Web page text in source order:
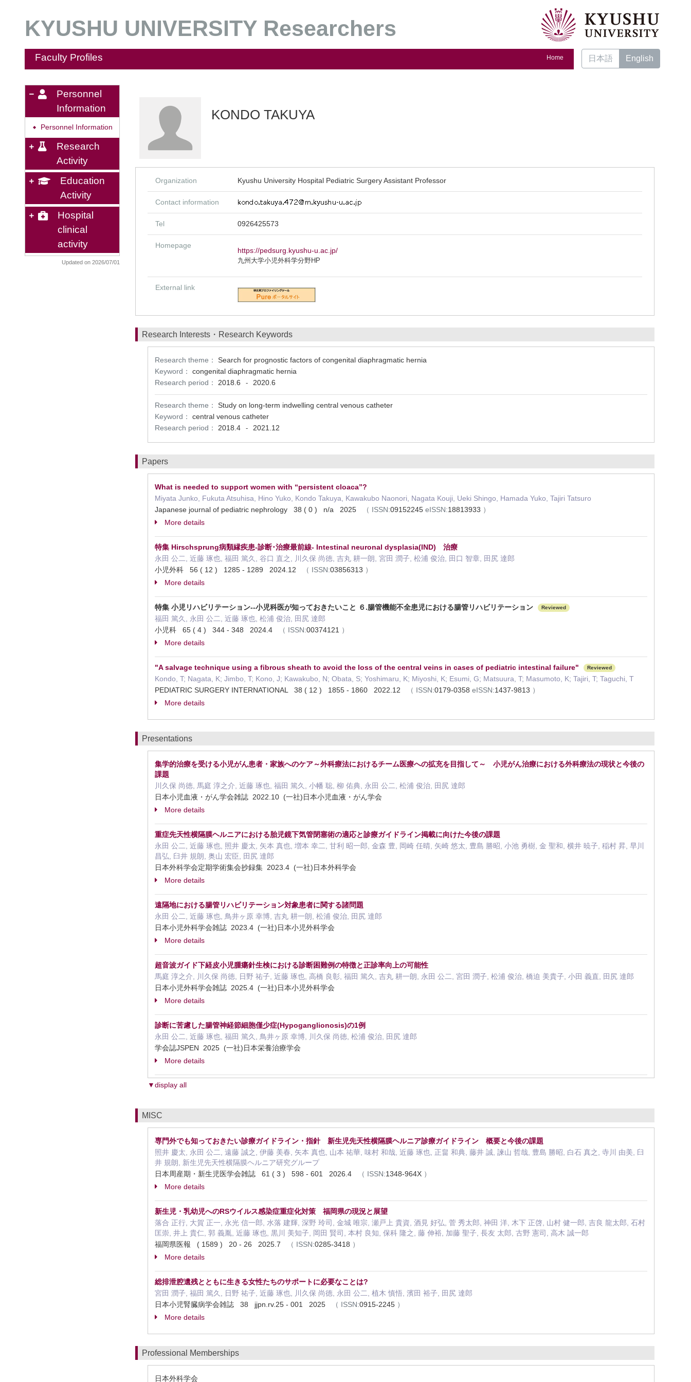
KYUSHU UNIVERSITY Researchers
Faculty Profiles Home 日本語 English
Personnel
Information
◆ Personnel Information
Research
Activity
Education
Activity
Hospital
clinical
activity
Updated on 2026/07/01
KONDO TAKUYA
Organization Kyushu University Hospital Pediatric Surgery Assistant Professor
Contact information
Tel 0926425573
Homepage
https://pedsurg.kyushu-u.ac.jp/
九州大学小児外科学分野HP
External link
Research Interests・Research Keywords
Research theme：
Search for prognostic factors of congenital diaphragmatic hernia
Keyword：
congenital diaphragmatic hernia
Research period：
2018.6 - 2020.6
Research theme：
Study on long-term indwelling central venous catheter
Keyword：
central venous catheter
Research period：
2018.4 - 2021.12
Papers
What is needed to support women with “persistent cloaca”?
Miyata Junko, Fukuta Atsuhisa, Hino Yuko, Kondo Takuya, Kawakubo Naonori, Nagata Kouji, Ueki Shingo, Hamada Yuko, Tajiri Tatsuro
Japanese journal of pediatric nephrology 38 ( 0 ) n/a 2025
（ ISSN:09152245 eISSN:18813933 ）
More details
特集 Hirschsprung病類縁疾患-診断･治療最前線- Intestinal neuronal dysplasia(IND) 治療
永田 公二, 近藤 琢也, 福田 篤久, 谷口 直之, 川久保 尚徳, 吉丸 耕一朗, 宮田 潤子, 松浦 俊治, 田口 智章, 田尻 達郎
小児外科 56 ( 12 ) 1285 - 1289 2024.12
（ ISSN:03856313 ）
More details
特集 小児リハビリテーション--小児科医が知っておきたいこと ６.腸管機能不全患児における腸管リハビリテーション Reviewed
福田 篤久, 永田 公二, 近藤 琢也, 松浦 俊治, 田尻 達郎
小児科 65 ( 4 ) 344 - 348 2024.4
（ ISSN:00374121 ）
More details
"A salvage technique using a fibrous sheath to avoid the loss of the central veins in cases of pediatric intestinal failure" Reviewed
Kondo, T; Nagata, K; Jimbo, T; Kono, J; Kawakubo, N; Obata, S; Yoshimaru, K; Miyoshi, K; Esumi, G; Matsuura, T; Masumoto, K; Tajiri, T; Taguchi, T
PEDIATRIC SURGERY INTERNATIONAL 38 ( 12 ) 1855 - 1860 2022.12
（ ISSN:0179-0358 eISSN:1437-9813 ）
More details
Presentations
集学的治療を受ける小児がん患者・家族へのケア～外科療法におけるチーム医療への拡充を目指して～ 小児がん治療における外科療法の現状と今後の
課題
川久保 尚徳, 馬庭 淳之介, 近藤 琢也, 福田 篤久, 小幡 聡, 柳 佑典, 永田 公二, 松浦 俊治, 田尻 達郎
日本小児血液・がん学会雑誌 2022.10 (一社)日本小児血液・がん学会
More details
重症先天性横隔膜ヘルニアにおける胎児鏡下気管閉塞術の適応と診療ガイドライン掲載に向けた今後の課題
永田 公二, 近藤 琢也, 照井 慶太, 矢本 真也, 増本 幸二, 甘利 昭一郎, 金森 豊, 岡崎 任晴, 矢崎 悠太, 豊島 勝昭, 小池 勇樹, 金 聖和, 横井 暁子, 稲村 昇, 早川
昌弘, 臼井 規朗, 奥山 宏臣, 田尻 達郎
日本外科学会定期学術集会抄録集 2023.4 (一社)日本外科学会
More details
遠隔地における腸管リハビリテーション対象患者に関する諸問題
永田 公二, 近藤 琢也, 鳥井ヶ原 幸博, 吉丸 耕一朗, 松浦 俊治, 田尻 達郎
日本小児外科学会雑誌 2023.4 (一社)日本小児外科学会
More details
超音波ガイド下経皮小児腫瘍針生検における診断困難例の特徴と正診率向上の可能性
馬庭 淳之介, 川久保 尚徳, 日野 祐子, 近藤 琢也, 高橋 良彰, 福田 篤久, 吉丸 耕一朗, 永田 公二, 宮田 潤子, 松浦 俊治, 橋迫 美貴子, 小田 義直, 田尻 達郎
日本小児外科学会雑誌 2025.4 (一社)日本小児外科学会
More details
診断に苦慮した腸管神経節細胞僅少症(Hypoganglionosis)の1例
永田 公二, 近藤 琢也, 福田 篤久, 鳥井ヶ原 幸博, 川久保 尚徳, 松浦 俊治, 田尻 達郎
学会誌JSPEN 2025 (一社)日本栄養治療学会
More details
▼display all
MISC
専門外でも知っておきたい診療ガイドライン・指針 新生児先天性横隔膜ヘルニア診療ガイドライン 概要と今後の課題
照井 慶太, 永田 公二, 遠藤 誠之, 伊藤 美春, 矢本 真也, 山本 祐華, 味村 和哉, 近藤 琢也, 正畠 和典, 藤井 誠, 諫山 哲哉, 豊島 勝昭, 白石 真之, 寺川 由美, 臼
井 規朗, 新生児先天性横隔膜ヘルニア研究グループ
日本周産期・新生児医学会雑誌 61 ( 3 ) 598 - 601 2026.4
（ ISSN:1348-964X ）
More details
新生児・乳幼児へのRSウイルス感染症重症化対策 福岡県の現況と展望
落合 正行, 大賀 正一, 永光 信一郎, 水落 建輝, 深野 玲司, 金城 唯宗, 瀬戸上 貴資, 酒見 好弘, 菅 秀太郎, 神田 洋, 木下 正啓, 山村 健一郎, 吉良 龍太郎, 石村
匡崇, 井上 貴仁, 郭 義胤, 近藤 琢也, 黒川 美知子, 岡田 賢司, 本村 良知, 保科 隆之, 藤 伸裕, 加藤 聖子, 長友 太郎, 古野 憲司, 高木 誠一郎
福岡県医報 ( 1589 ) 20 - 26 2025.7
（ ISSN:0285-3418 ）
More details
総排泄腔遺残とともに生きる女性たちのサポートに必要なことは?
宮田 潤子, 福田 篤久, 日野 祐子, 近藤 琢也, 川久保 尚徳, 永田 公二, 植木 慎悟, 濱田 裕子, 田尻 達郎
日本小児腎臓病学会雑誌 38 jjpn.rv.25 - 001 2025
（ ISSN:0915-2245 ）
More details
Professional Memberships
日本外科学会